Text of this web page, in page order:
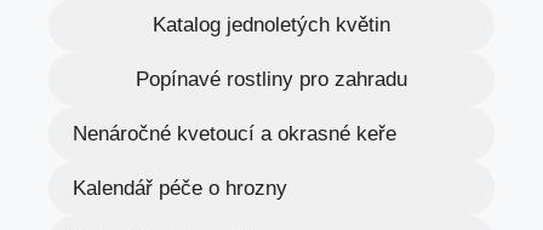
Katalog jednoletých květin
Popínavé rostliny pro zahradu
Nenáročné kvetoucí a okrasné keře
Kalendář péče o hrozny